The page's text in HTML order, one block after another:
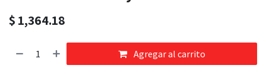
$ 1,364.18
Agregar al carrito